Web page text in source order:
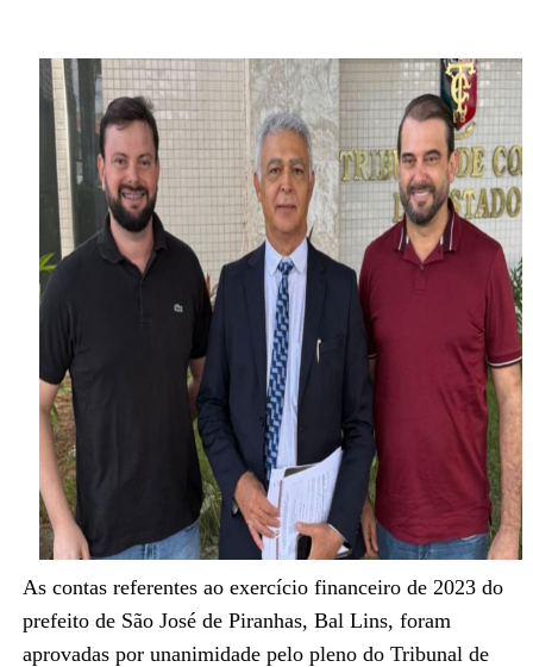
As contas referentes ao exercício financeiro de 2023 do
prefeito de São José de Piranhas, Bal Lins, foram
aprovadas por unanimidade pelo pleno do Tribunal de